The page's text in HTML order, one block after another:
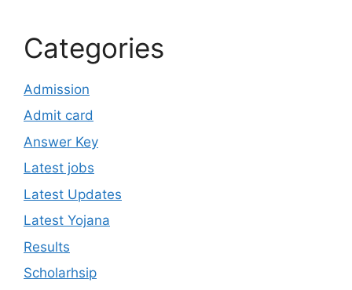
Categories
Admission
Admit card
Answer Key
Latest jobs
Latest Updates
Latest Yojana
Results
Scholarhsip